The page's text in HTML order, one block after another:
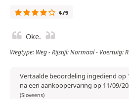
4/5
Oke.
Wegtype: Weg - Rijstijl: Normaal - Voertuig:
Vertaalde beoordeling ingediend op
na een aankoopervaring op 11/09/
(Sloveens)